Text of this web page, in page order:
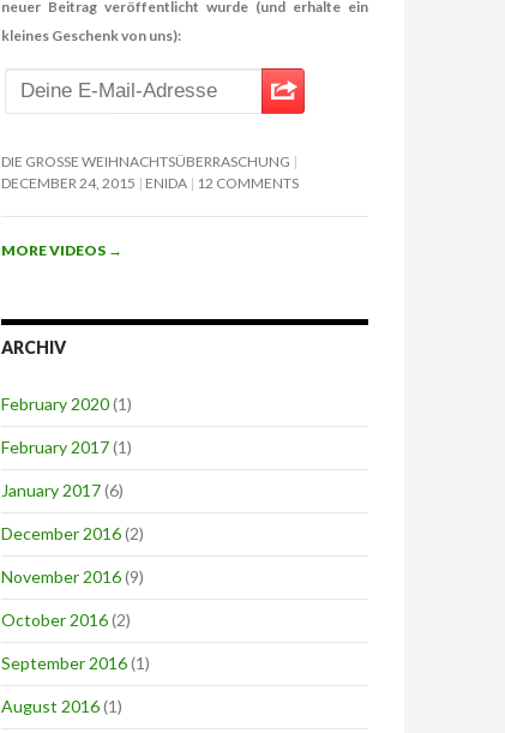
neuer Beitrag veröffentlicht wurde (und erhalte ein
kleines Geschenk von uns):
DIE GROSSE WEIHNACHTSÜBERRASCHUNG
DECEMBER 24, 2015
ENIDA 12 COMMENTS
MORE VIDEOS →
ARCHIV
February 2020(1)
February 2017(1)
January 2017(6)
December 2016(2)
November 2016(9)
October 2016(2)
September 2016(1)
August 2016(1)